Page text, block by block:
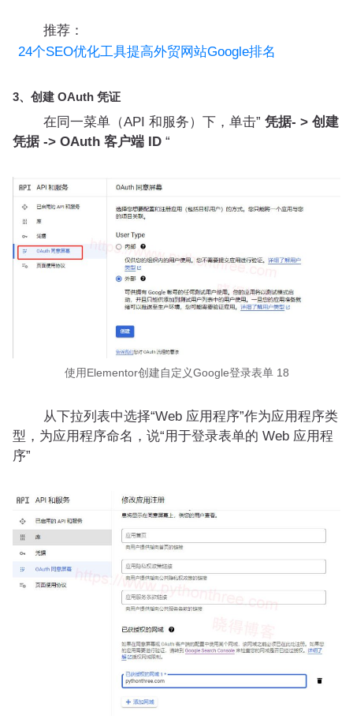
推荐：
24个SEO优化工具提高外贸网站Google排名
3、创建 OAuth 凭证
在同一菜单（API 和服务）下，单击” 凭据- > 创建
凭据 -> OAuth 客户端 ID “
使用Elementor创建自定义Google登录表单 18
从下拉列表中选择“Web 应用程序”作为应用程序类
型，为应用程序命名，说“用于登录表单的 Web 应用程
序”